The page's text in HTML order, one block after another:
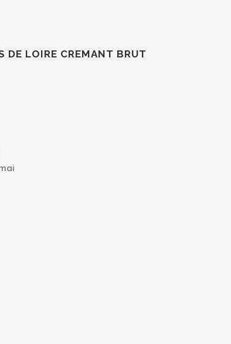
DE LOIRE CREMANT BRUT